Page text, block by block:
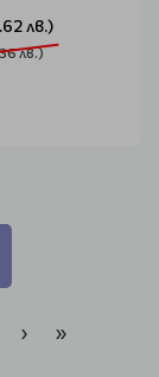
лв.)
лв.)
› »